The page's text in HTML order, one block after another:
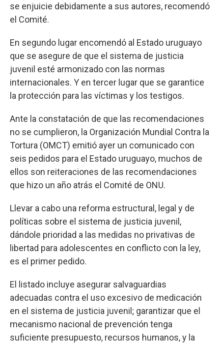
se enjuicie debidamente a sus autores, recomendó
el Comité.
En segundo lugar encomendó al Estado uruguayo
que se asegure de que el sistema de justicia
juvenil esté armonizado con las normas
internacionales. Y en tercer lugar que se garantice
la protección para las víctimas y los testigos.
Ante la constatación de que las recomendaciones
no se cumplieron, la Organización Mundial Contra la
Tortura (OMCT) emitió ayer un comunicado con
seis pedidos para el Estado uruguayo, muchos de
ellos son reiteraciones de las recomendaciones
que hizo un año atrás el Comité de ONU.
Llevar a cabo una reforma estructural, legal y de
políticas sobre el sistema de justicia juvenil,
dándole prioridad a las medidas no privativas de
libertad para adolescentes en conflicto con la ley,
es el primer pedido.
El listado incluye asegurar salvaguardias
adecuadas contra el uso excesivo de medicación
en el sistema de justicia juvenil; garantizar que el
mecanismo nacional de prevención tenga
suficiente presupuesto, recursos humanos, y la